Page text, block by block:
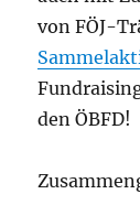
von FÖJ-
den ÖBFD!